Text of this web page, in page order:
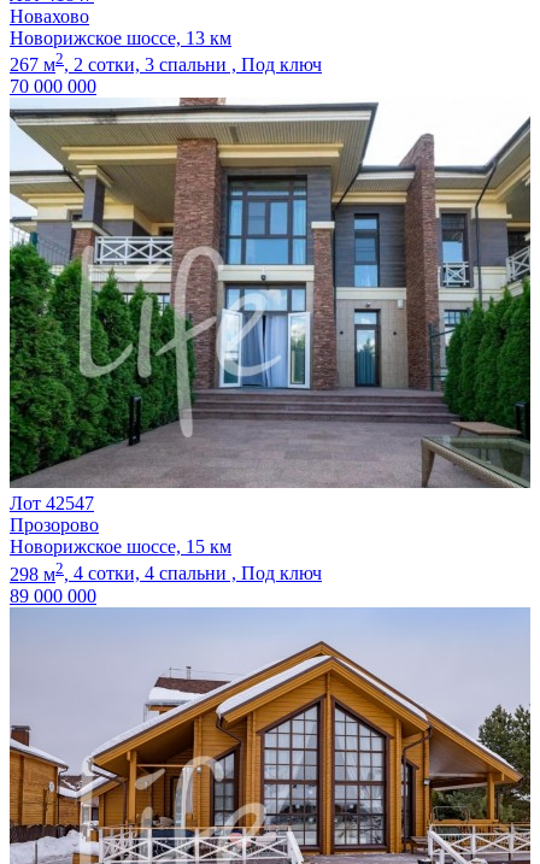
Новахово
Новорижское шоссе, 13 км
267 м2, 2 сотки, 3 спальни , Под ключ
70 000 000
Лот 42547
Прозорово
Новорижское шоссе, 15 км
298 м2, 4 сотки, 4 спальни , Под ключ
89 000 000